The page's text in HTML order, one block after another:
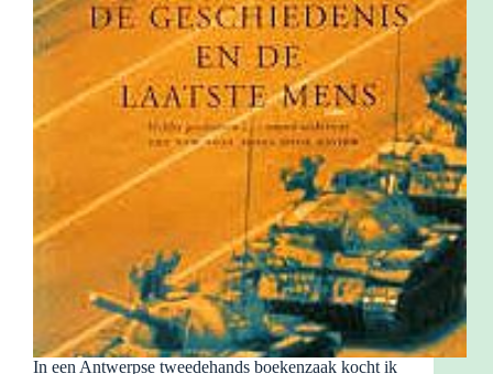
In een Antwerpse tweedehands boekenzaak kocht ik